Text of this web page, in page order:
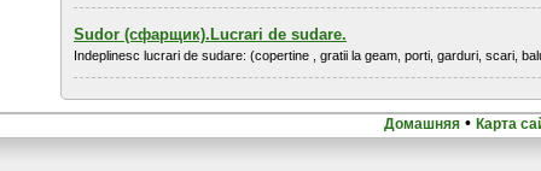
Sudor (сфарщик).Lucrari de sudare.
Indeplinesc lucrari de sudare: (copertine , gratii la geam, porti, garduri, scari,
Домашняя • Карта